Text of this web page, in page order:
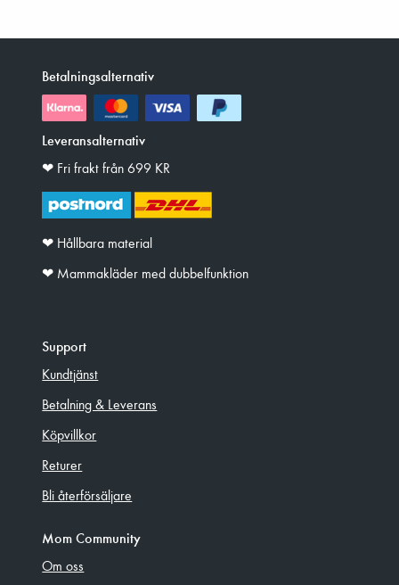
Betalningsalternativ
Leveransalternativ
❤︎ Fri frakt från 699 KR
❤︎ Hållbara material
❤︎ Mammakläder med dubbelfunktion
Support
Kundtjänst
Betalning & Leverans
Köpvillkor
Returer
Bli återförsäljare
Mom Community
Om oss